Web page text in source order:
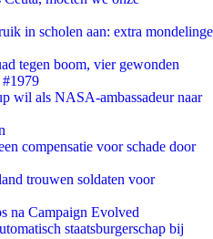
in scholen aan: extra mondelinge
tegen boom, vier gewonden
#1979
wil als NASA-ambassadeur naar
compensatie voor schade door
trouwen soldaten voor
na Campaign Evolved
staatsburgerschap bij